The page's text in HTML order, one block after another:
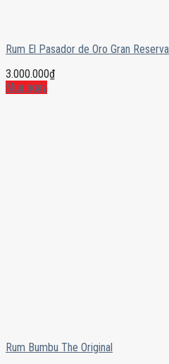
Rum El Pasador de Oro Gran Reserva
3.000.000₫
Mua ngay
Rum Bumbu The Original